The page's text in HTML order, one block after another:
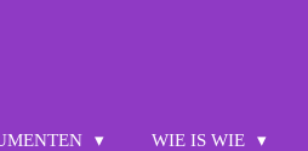
WIE IS WIE